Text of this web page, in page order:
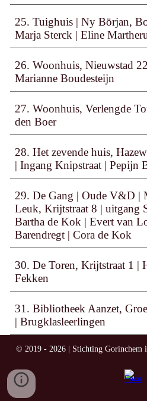
25. Tuighuis |Ny Början,
Marja Sterck | Eline
26. Woonhuis, Nieuwstad 22
Marianne Boudesteijn
27. Woonhuis, Verlengde
den Boer
28. Het zevende huis,
| Ingang Knipstraat |Pepijn
29. De Gang | Oude V&D |
Leuk, Krijtstraat 8 | uitgang
Bartha de Kok | Evert van
Barendregt | Cora de Kok
30. De Toren, Krijtstraat 1 |
Fekken
31. Bibliotheek Aanzet,
| Brugklasleerlingen
© 2019 - 2026 | Stichting Gorinchem